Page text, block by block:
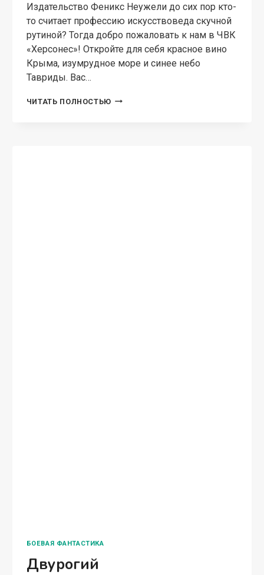
Издательство Феникс Неужели до сих пор кто-
то считает профессию искусствоведа скучной
рутиной? Тогда добро пожаловать к нам в ЧВК
«Херсонес»! Откройте для себя красное вино
Крыма, изумрудное море и синее небо
Тавриды. Вас…
ЧИТАТЬ ПОЛНОСТЬЮ ЧВК
БОЕВАЯ ФАНТАСТИКА
Двурогий